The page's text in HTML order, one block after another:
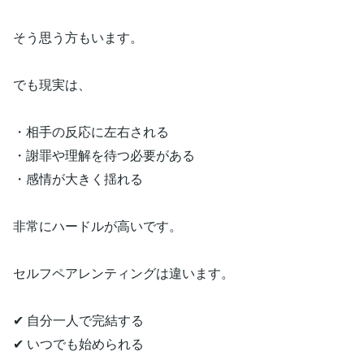
そう思う方もいます。
でも現実は、
・相手の反応に左右される
・謝罪や理解を待つ必要がある
・感情が大きく揺れる
非常にハードルが高いです。
セルフペアレンティングは違います。
✔ 自分一人で完結する
✔ いつでも始められる